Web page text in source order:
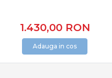
1.430,00 RON
Adauga in cos